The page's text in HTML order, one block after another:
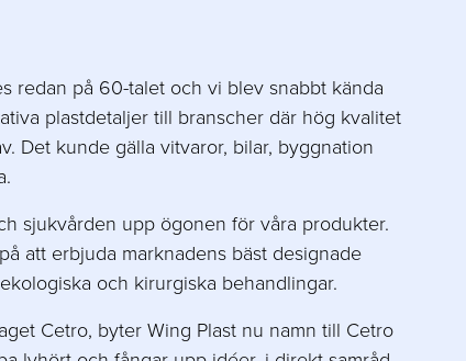
redan på 60-talet och vi blev snabbt kända
plastdetaljer till branscher där hög kvalitet
Det kunde gälla vitvaror, bilar, byggnation
sjukvården upp ögonen för våra produkter.
att erbjuda marknadens bäst designade
och kirurgiska behandlingar.
Cetro, byter Wing Plast nu namn till Cetro